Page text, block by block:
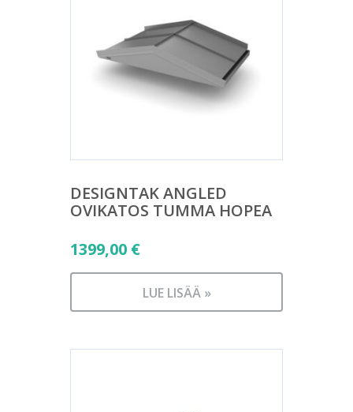
DESIGNTAK ANGLED
OVIKATOS TUMMA HOPEA
1399,00 €
LUE LISÄÄ »